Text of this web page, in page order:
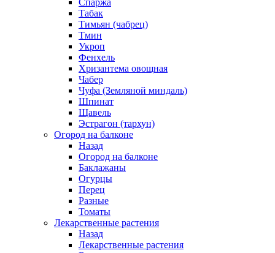
Спаржа
Табак
Тимьян (чабрец)
Тмин
Укроп
Фенхель
Хризантема овощная
Чабер
Чуфа (Земляной миндаль)
Шпинат
Щавель
Эстрагон (тархун)
Огород на балконе
Назад
Огород на балконе
Баклажаны
Огурцы
Перец
Разные
Томаты
Лекарственные растения
Назад
Лекарственные растения